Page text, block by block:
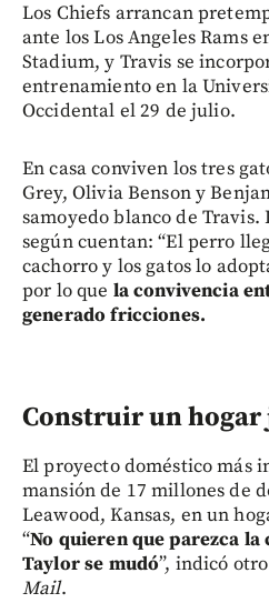
Los Chiefs arrancan
ante los Los Angeles Rams
Stadium, y Travis se
entrenamiento en la
Occidental el 29 de julio.
En casa conviven los tres
Grey, Olivia Benson y
samoyedo blanco de
según cuentan: “El perro
cachorro y los gatos lo
por lo que la convivencia
generado fricciones.
Construir un hogar
El proyecto doméstico más
mansión de 17 millones de
Leawood, Kansas, en un
“No quieren que parezca la
Taylor se mudó”, indicó
Mail.